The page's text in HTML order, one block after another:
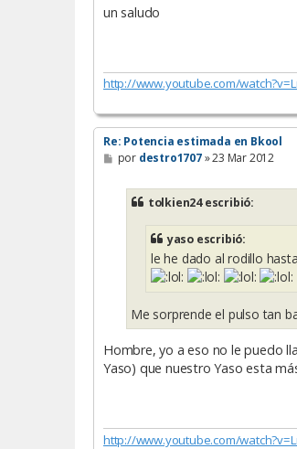
un saludo
http://www.youtube.com/
Re: Potencia estimada en Bkool
M
e
por destro1707»23 Mar 2012
tolkien24 escribió:
yaso escribió:
le he dado al rodillo
Me sorprende el pulso tan
Hombre, yo a eso no le puedo
Yaso) que nuestro Yaso esta
http://www.youtube.com/